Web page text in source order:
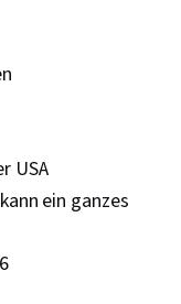
USA
ein ganzes